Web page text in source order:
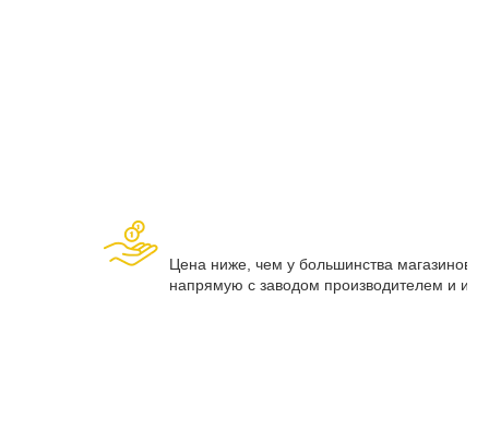
Цена ниже, чем у большинства магазинов,
напрямую с заводом производителем и